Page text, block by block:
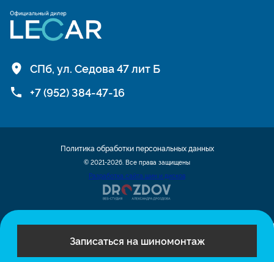
Записаться на шиномонтаж
СПб, ул. Седова 47 лит Б
+7 (952) 384-47-16
© 2021-2026. Все права защищены
Разработка сайта шин и дисков
Политика обработки персональных данных